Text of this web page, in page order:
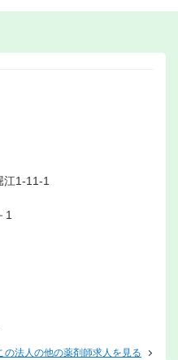
江1-11-1
1
の法人の他の薬剤師求人を見る